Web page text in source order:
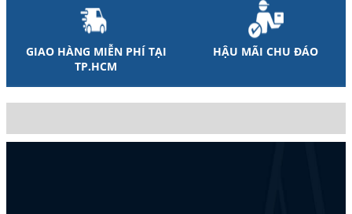
GIAO HÀNG MIỄN PHÍ TẠI
TP.HCM
HẬU MÃI CHU ĐÁO